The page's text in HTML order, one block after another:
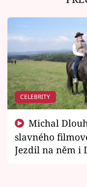
CELEBRITY
slavného
Jezdil na něm i